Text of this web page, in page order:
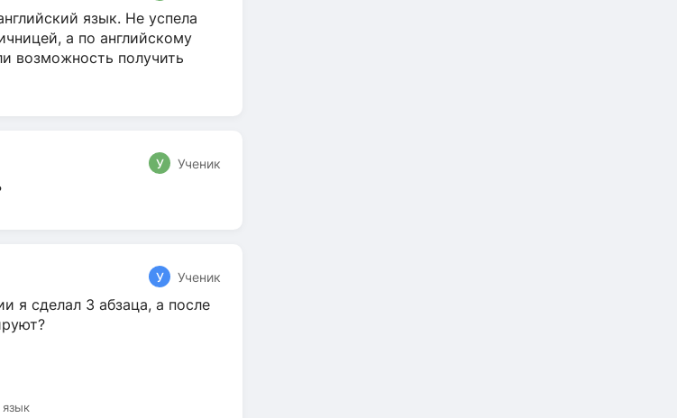
язык. Не успела
а по английскому
возможность получить
У Ученик
У Ученик
я сделал 3 абзаца, а после
язык